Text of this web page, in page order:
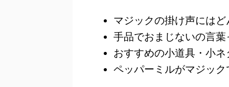
マジックの掛け声には
手品でおまじないの言葉
おすすめの小道具・小ネ
ペッパーミルがマジッ